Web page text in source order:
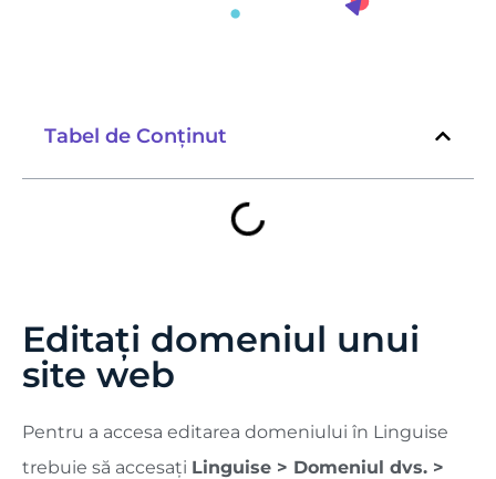
Tabel de Conținut
Editați domeniul unui
site web
Pentru a accesa editarea domeniului în Linguise
trebuie să accesați Linguise > Domeniul dvs. >